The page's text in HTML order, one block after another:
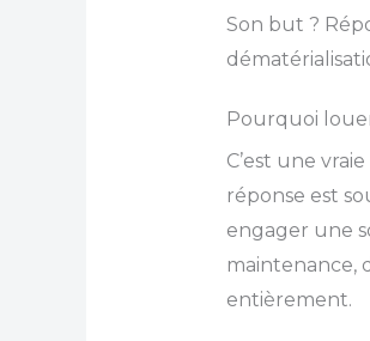
Son but ?
Pourquoi
C’est une
réponse est
engager une
maintenance,
entièrement.